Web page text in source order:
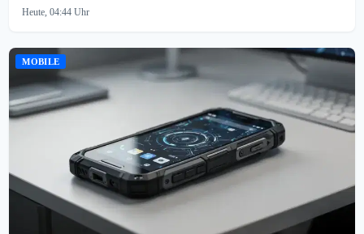
Heute, 04:44 Uhr
MOBILE